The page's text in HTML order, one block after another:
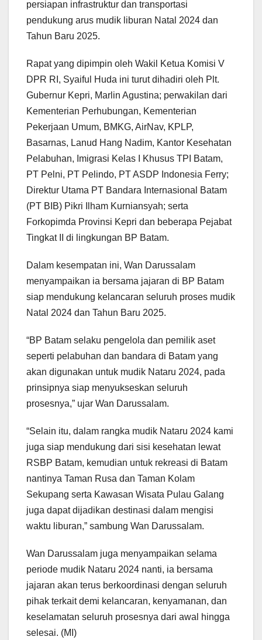
persiapan infrastruktur dan transportasi
pendukung arus mudik liburan Natal 2024 dan
Tahun Baru 2025.
Rapat yang dipimpin oleh Wakil Ketua Komisi V
DPR RI, Syaiful Huda ini turut dihadiri oleh Plt.
Gubernur Kepri, Marlin Agustina; perwakilan dari
Kementerian Perhubungan, Kementerian
Pekerjaan Umum, BMKG, AirNav, KPLP,
Basarnas, Lanud Hang Nadim, Kantor Kesehatan
Pelabuhan, Imigrasi Kelas I Khusus TPI Batam,
PT Pelni, PT Pelindo, PT ASDP Indonesia Ferry;
Direktur Utama PT Bandara Internasional Batam
(PT BIB) Pikri Ilham Kurniansyah; serta
Forkopimda Provinsi Kepri dan beberapa Pejabat
Tingkat II di lingkungan BP Batam.
Dalam kesempatan ini, Wan Darussalam
menyampaikan ia bersama jajaran di BP Batam
siap mendukung kelancaran seluruh proses mudik
Natal 2024 dan Tahun Baru 2025.
“BP Batam selaku pengelola dan pemilik aset
seperti pelabuhan dan bandara di Batam yang
akan digunakan untuk mudik Nataru 2024, pada
prinsipnya siap menyukseskan seluruh
prosesnya,” ujar Wan Darussalam.
“Selain itu, dalam rangka mudik Nataru 2024 kami
juga siap mendukung dari sisi kesehatan lewat
RSBP Batam, kemudian untuk rekreasi di Batam
nantinya Taman Rusa dan Taman Kolam
Sekupang serta Kawasan Wisata Pulau Galang
juga dapat dijadikan destinasi dalam mengisi
waktu liburan,” sambung Wan Darussalam.
Wan Darussalam juga menyampaikan selama
periode mudik Nataru 2024 nanti, ia bersama
jajaran akan terus berkoordinasi dengan seluruh
pihak terkait demi kelancaran, kenyamanan, dan
keselamatan seluruh prosesnya dari awal hingga
selesai. (MI)